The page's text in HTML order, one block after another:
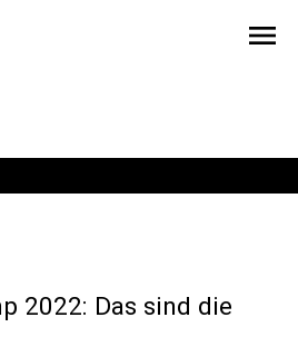
menu
2022: Das sind die